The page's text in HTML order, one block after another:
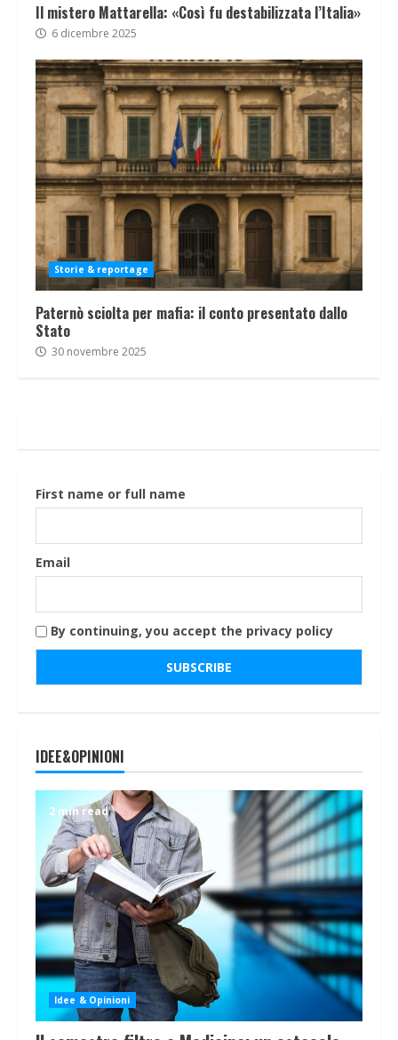
Il mistero Mattarella: «Così fu destabilizzata l’Italia»
6 dicembre 2025
Storie & reportage
Paternò sciolta per mafia: il conto presentato dallo
Stato
30 novembre 2025
First name or full name
Email
By continuing, you accept the privacy policy
IDEE&OPINIONI
2 min read
Idee & Opinioni